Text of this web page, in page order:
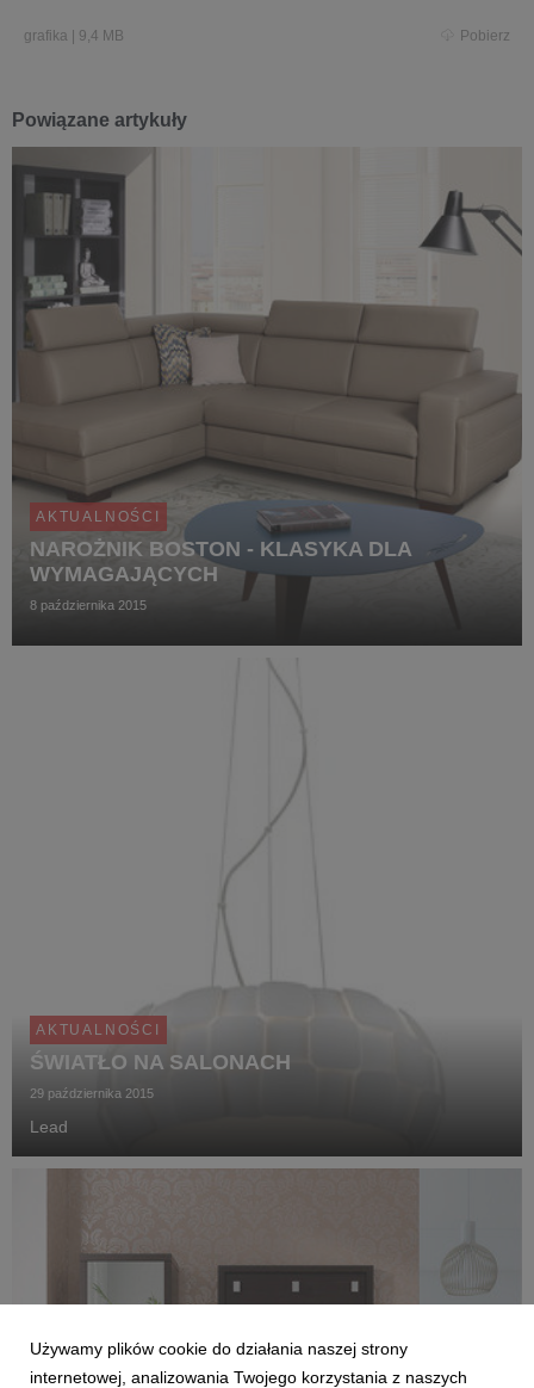
grafika 9,4 MB Pobierz
Powiązane artykuły
AKTUALNOŚCI
NAROŻNIK BOSTON - KLASYKA DLA
WYMAGAJĄCYCH
8 października 2015
AKTUALNOŚCI
ŚWIATŁO NA SALONACH
29 października 2015
Lead
Używamy plików cookie do działania naszej strony
internetowej, analizowania Twojego korzystania z naszych